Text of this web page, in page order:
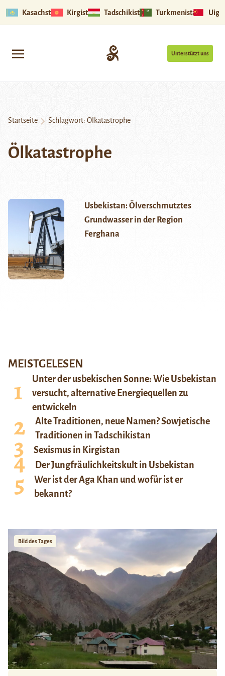
Kasachstan Kirgistan Tadschikistan Turkmenistan
Unterstützt uns
Startseite Schlagwort: Ölkatastrophe
Ölkatastrophe
Usbekistan: Ölverschmutztes
Grundwasser in der Region
Ferghana
MEISTGELESEN
Unter der usbekischen Sonne: Wie Usbekistan
versucht, alternative Energiequellen zu
entwickeln
Alte Traditionen, neue Namen? Sowjetische
Traditionen in Tadschikistan
Sexismus in Kirgistan
Der Jungfräulichkeitskult in Usbekistan
Wer ist der Aga Khan und wofür ist er
bekannt?
Bild des Tages